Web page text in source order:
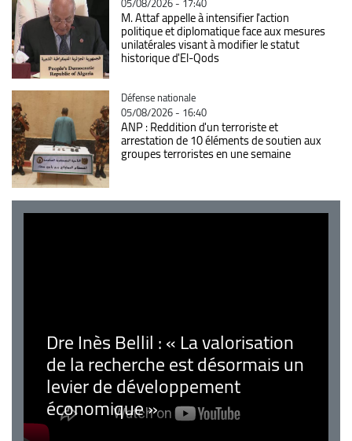
M. Attaf appelle à intensifier l'action
politique et diplomatique face aux mesures
unilatérales visant à modifier le statut
historique d'El-Qods
Catégorie
Défense nationale
05/08/2026 - 16:40
ANP : Reddition d'un terroriste et
arrestation de 10 éléments de soutien aux
groupes terroristes en une semaine
Dre Inès Bellil : « La valorisation
de la recherche est désormais un
levier de développement
économique »